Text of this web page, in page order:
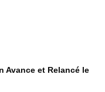
Avance et Relancé le